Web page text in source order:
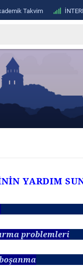
Takvim
YARDIM
problemleri